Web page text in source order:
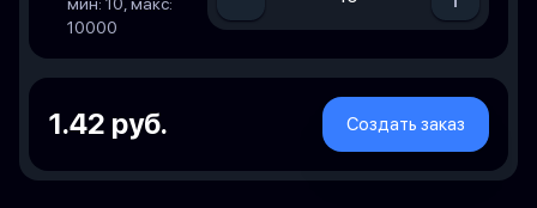
10000
1.42 руб. Создать заказ